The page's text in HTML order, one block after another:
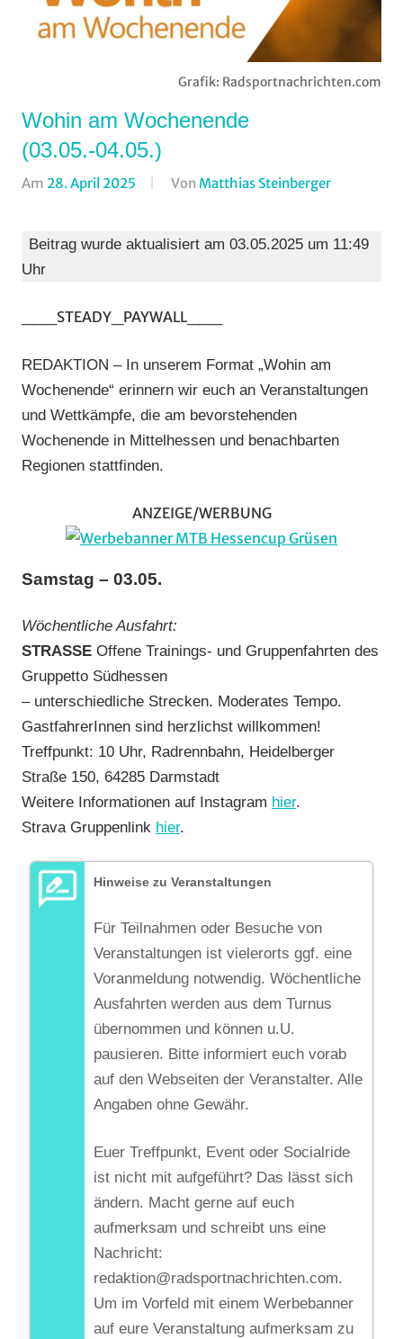
Grafik: Radsportnachrichten.com
Wohin am Wochenende
(03.05.-04.05.)
Am 28. April 2025 Von Matthias Steinberger
am
Beitrag wurde aktualisiert am 03.05.2025 um 11:49
Uhr
___STEADY_PAYWALL___
REDAKTION – In unserem Format „Wohin am
Wochenende“ erinnern wir euch an Veranstaltungen
und Wettkämpfe, die am bevorstehenden
Wochenende in Mittelhessen und benachbarten
Regionen stattfinden.
ANZEIGE/WERBUNG
Samstag – 03.05.
Wöchentliche Ausfahrt:
STRASSE Offene Trainings- und Gruppenfahrten des
Gruppetto Südhessen
– unterschiedliche Strecken. Moderates Tempo.
GastfahrerInnen sind herzlichst willkommen!
Treffpunkt: 10 Uhr, Radrennbahn, Heidelberger
Straße 150, 64285 Darmstadt
Weitere Informationen auf Instagram hier.
Strava Gruppenlink hier.
Hinweise zu Veranstaltungen
Für Teilnahmen oder Besuche von
Veranstaltungen ist vielerorts ggf. eine
Voranmeldung notwendig. Wöchentliche
Ausfahrten werden aus dem Turnus
übernommen und können u.U.
pausieren. Bitte informiert euch vorab
auf den Webseiten der Veranstalter. Alle
Angaben ohne Gewähr.
Euer Treffpunkt, Event oder Socialride
ist nicht mit aufgeführt? Das lässt sich
ändern. Macht gerne auf euch
aufmerksam und schreibt uns eine
Nachricht:
redaktion@radsportnachrichten.com.
Um im Vorfeld mit einem Werbebanner
auf eure Veranstaltung aufmerksam zu